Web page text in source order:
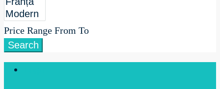
Price Range From To
Search